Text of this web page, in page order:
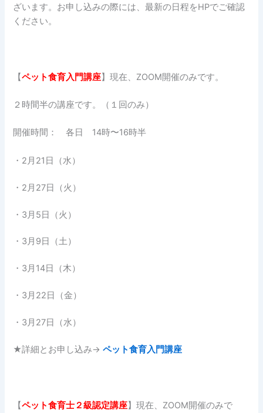
ざいます。お申し込みの際には、最新の日程をHPでご確認
ください。
【ペット食育入門講座】現在、ZOOM開催のみです。
２時間半の講座です。（１回のみ）
開催時間： 各日 14時〜16時半
・2月21日（水）
・2月27日（火）
・3月5日（火）
・3月9日（土）
・3月14日（木）
・3月22日（金）
・3月27日（水）
★詳細とお申し込み→ペット食育入門講座
【ペット食育士２級認定講座】現在、ZOOM開催のみで